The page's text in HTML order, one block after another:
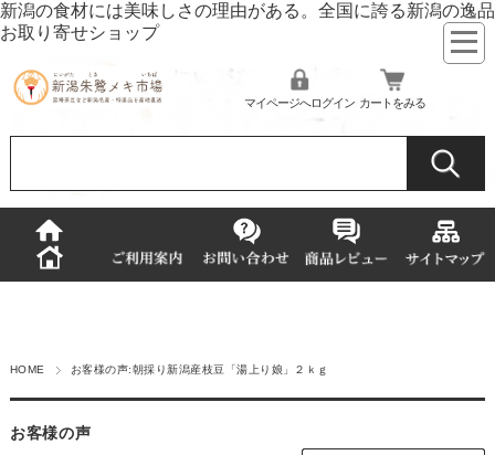
新潟の食材には美味しさの理由がある。全国に誇る新潟の逸品
お取り寄せショップ
マイページへログイン カートをみる
HOME お客様の声:朝採り新潟産枝豆「湯上り娘」２ｋｇ
お客様の声